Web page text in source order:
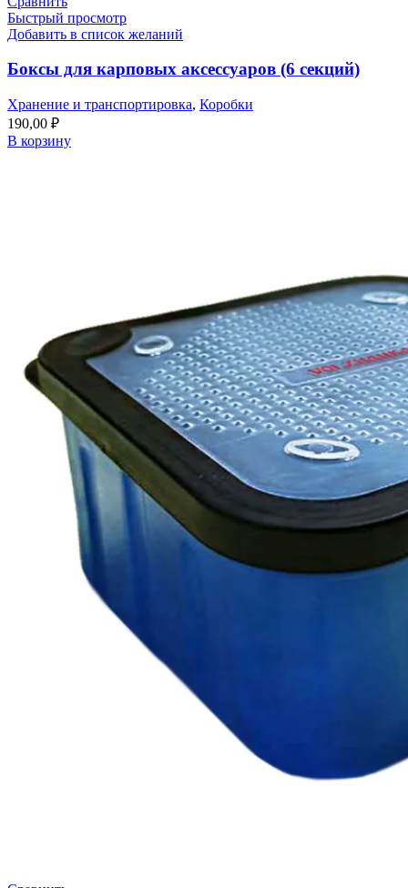
Быстрый просмотр
Добавить в список желаний
Боксы для карповых аксессуаров (6 секций)
Хранение и транспортировка, Коробки
190,00 ₽
В корзину